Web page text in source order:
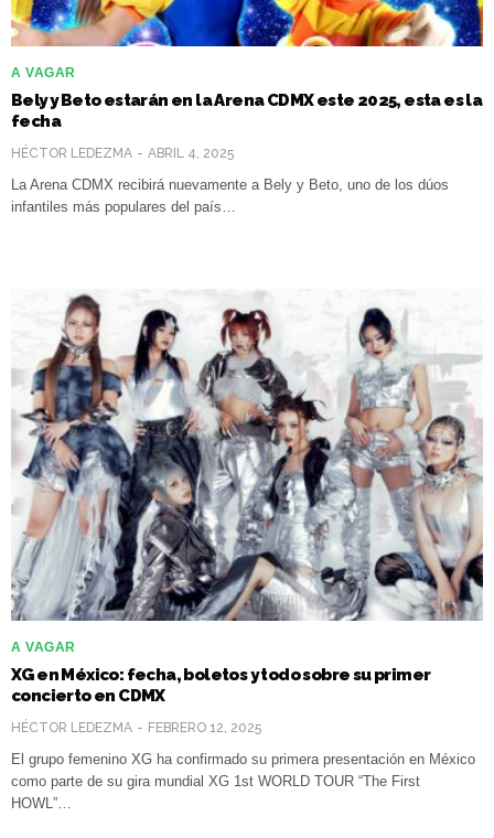
A VAGAR
Bely y Beto estarán en la Arena CDMX este 2025, esta es la
fecha
HÉCTOR LEDEZMA ABRIL 4, 2025
La Arena CDMX recibirá nuevamente a Bely y Beto, uno de los dúos
infantiles más populares del país…
A VAGAR
XG en México: fecha, boletos y todo sobre su primer
concierto en CDMX
HÉCTOR LEDEZMA FEBRERO 12, 2025
El grupo femenino XG ha confirmado su primera presentación en México
como parte de su gira mundial XG 1st WORLD TOUR “The First
HOWL”…